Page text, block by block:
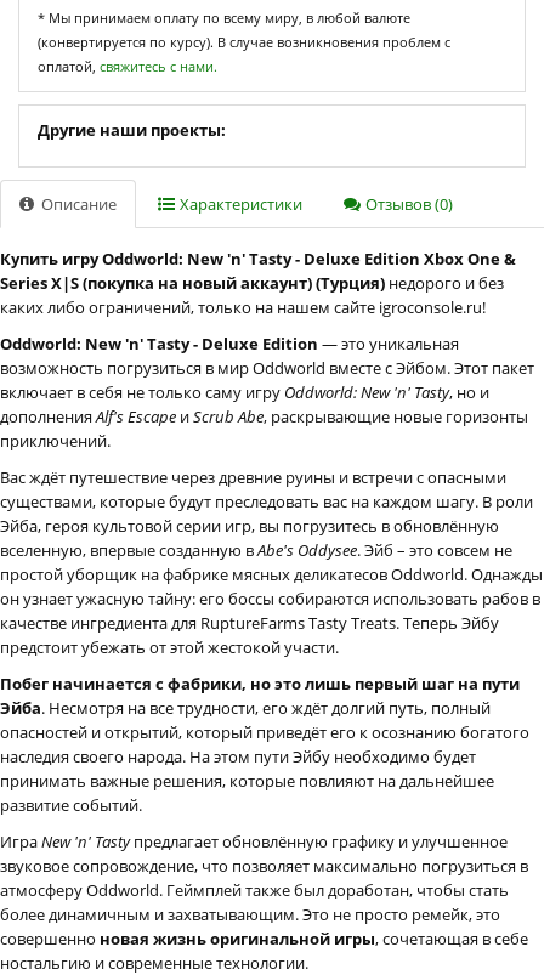
* Мы принимаем оплату по всему миру, в любой валюте
(конвертируется по курсу). В случае возникновения проблем с
оплатой, свяжитесь с нами.
Другие наши проекты:
Описание Характеристики Отзывов (0)
Купить игру Oddworld: New 'n' Tasty - Deluxe Edition Xbox One &
Series X|S (покупка на новый аккаунт) (Турция) недорого и без
каких либо ограничений, только на нашем сайте igroconsole.ru!
Oddworld: New 'n' Tasty - Deluxe Edition — это уникальная
возможность погрузиться в мир Oddworld вместе с Эйбом. Этот пакет
включает в себя не только саму игру Oddworld: New 'n' Tasty, но и
дополненияAlf's Escape иScrub Abe, раскрывающие новые горизонты
приключений.
Вас ждёт путешествие через древние руины и встречи с опасными
существами, которые будут преследовать вас на каждом шагу. В роли
Эйба, героя культовой серии игр, вы погрузитесь в обновлённую
вселенную, впервые созданную вAbe's Oddysee. Эйб – это совсем не
простой уборщик на фабрике мясных деликатесов Oddworld. Однажды
он узнает ужасную тайну: его боссы собираются использовать рабов в
качестве ингредиента для RuptureFarms Tasty Treats. Теперь Эйбу
предстоит убежать от этой жестокой участи.
Побег начинается с фабрики, но это лишь первый шаг на пути
Эйба. Несмотря на все трудности, его ждёт долгий путь, полный
опасностей и открытий, который приведёт его к осознанию богатого
наследия своего народа. На этом пути Эйбу необходимо будет
принимать важные решения, которые повлияют на дальнейшее
развитие событий.
ИграNew 'n' Tastyпредлагает обновлённую графику и улучшенное
звуковое сопровождение, что позволяет максимально погрузиться в
атмосферу Oddworld. Геймплей также был доработан, чтобы стать
более динамичным и захватывающим. Это не просто ремейк, это
совершенно новая жизнь оригинальной игры, сочетающая в себе
ностальгию и современные технологии.